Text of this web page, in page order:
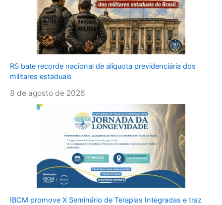
RS bate recorde nacional de alíquota previdenciária dos
militares estaduais
8 de agosto de 2026
IBCM promove X Seminário de Terapias Integradas e traz